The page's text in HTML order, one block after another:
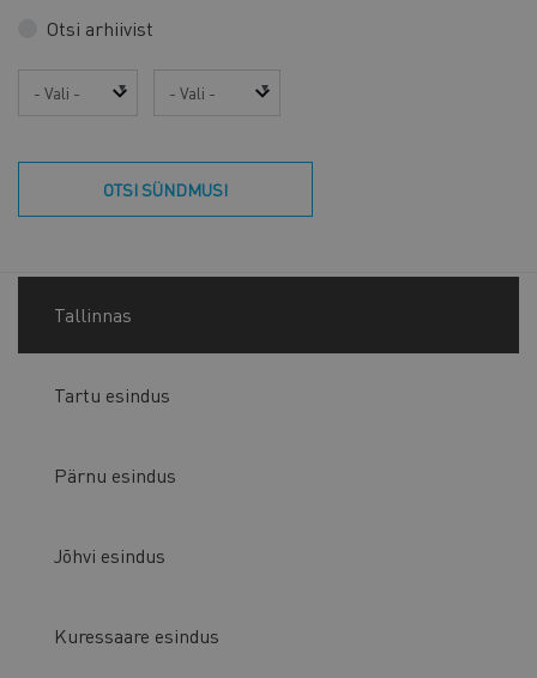
Otsi arhiivist
Aasta Kuu
OTSI SÜNDMUSI
Tallinnas
Tartu esindus
Pärnu esindus
Jõhvi esindus
Kuressaare esindus